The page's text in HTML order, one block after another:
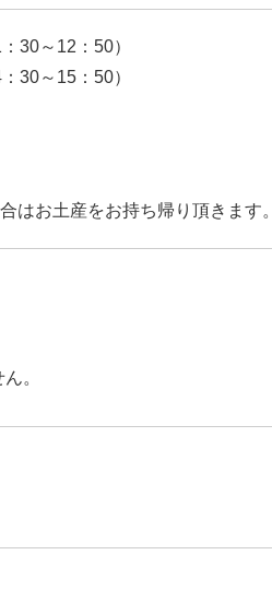
30～12：50）
30～15：50）
はお土産をお持ち帰り頂きます。
。